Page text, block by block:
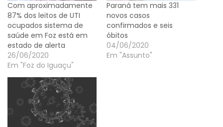
Com aproximadamente
87% dos leitos de UTI
ocupados sistema de
saúde em Foz está em
estado de alerta
26/06/2020
Em "Foz do Iguaçu"
Paraná tem mais 331
novos casos
confirmados e seis
óbitos
04/06/2020
Em "Assunto"